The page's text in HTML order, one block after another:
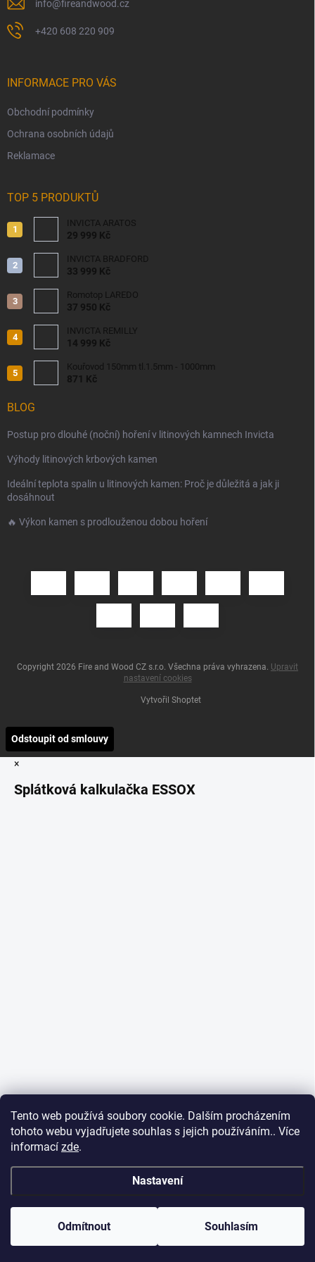
Tento web používá soubory cookie. Dalším procházením
tohoto webu vyjadřujete souhlas s jejich používáním.. Více
informací zde.
Nastavení
Odmítnout Souhlasím
info@fireandwood.cz
+420 608 220 909
INFORMACE PRO VÁS
Obchodní podmínky
Ochrana osobních údajů
Reklamace
TOP 5 PRODUKTŮ
INVICTA ARATOS
29 999 Kč
INVICTA BRADFORD
33 999 Kč
Romotop LAREDO
37 950 Kč
INVICTA REMILLY
14 999 Kč
Kouřovod 150mm tl.1.5mm - 1000mm
871 Kč
BLOG
Postup pro dlouhé (noční) hoření v litinových kamnech Invicta
Výhody litinových krbových kamen
Ideální teplota spalin u litinových kamen: Proč je důležitá a jak ji
dosáhnout
🔥 Výkon kamen s prodlouženou dobou hoření
Vytvořil Shoptet
Copyright 2026 Fire and Wood CZ s.r.o . Všechna práva vyhrazena. Upravit
nastavení cookies
Odstoupit od smlouvy
×
Splátková kalkulačka ESSOX